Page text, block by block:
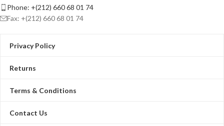
Phone: +(212) 660 68 01 74
Fax: +(212) 660 68 01 74
Privacy Policy
Returns
Terms & Conditions
Contact Us